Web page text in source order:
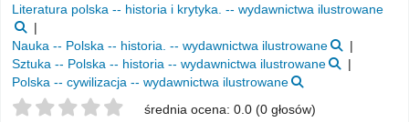
Literatura polska -- historia i krytyka. -- wydawnictwa ilustrowane
Nauka -- Polska -- historia. -- wydawnictwa ilustrowane
Sztuka -- Polska -- historia -- wydawnictwa ilustrowane
Polska -- cywilizacja -- wydawnictwa ilustrowane
Twoje oceny średnia ocena: 0.0 (0 głosów)